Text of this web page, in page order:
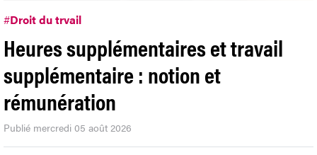
#Droit du trvail
Heures supplémentaires et travail
supplémentaire : notion et
rémunération
Publié mercredi 05 août 2026